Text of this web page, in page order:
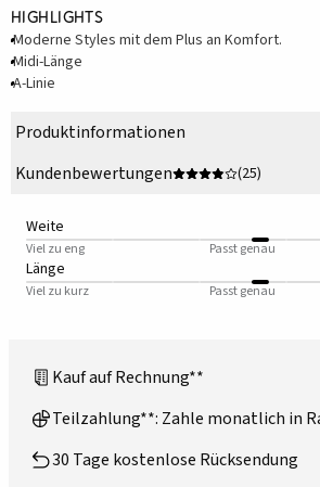
Highlights
Moderne Styles mit dem Plus an Komfort.
Midi-Länge
A-Linie
Produktinformationen
Kundenbewertungen
(25)
Weite
Viel zu eng Passt genau
Länge
Viel zu kurz Passt genau
Kauf auf Rechnung**
Teilzahlung**: Zahle monatlich in
30 Tage kostenlose Rücksendung